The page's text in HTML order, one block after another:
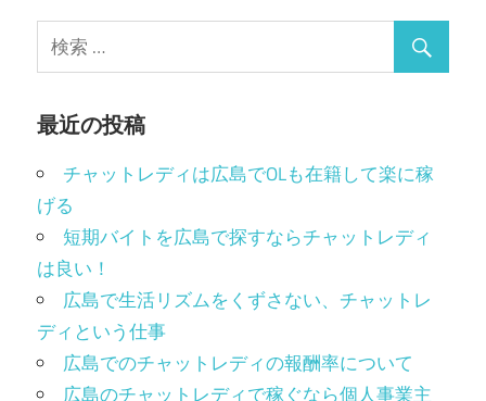
ー
シ
ョ
ン
最近の投稿
チャットレディは広島でOLも在籍して楽に稼
げる
短期バイトを広島で探すならチャットレディ
は良い！
広島で生活リズムをくずさない、チャットレ
ディという仕事
広島でのチャットレディの報酬率について
広島のチャットレディで稼ぐなら個人事業主